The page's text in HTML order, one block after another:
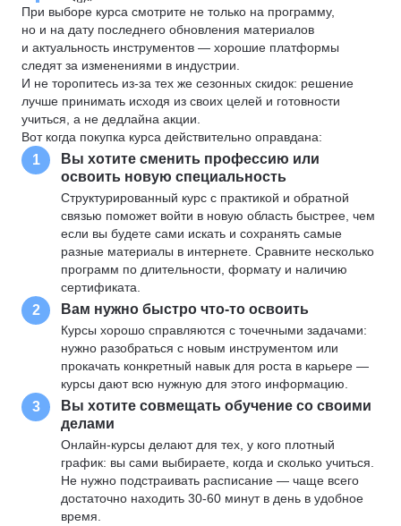
При выборе курса смотрите не только на программу,
но и на дату последнего обновления материалов
и актуальность инструментов — хорошие платформы
следят за изменениями в индустрии.
И не торопитесь из-за тех же сезонных скидок: решение
лучше принимать исходя из своих целей и готовности
учиться, а не дедлайна акции.
Вот когда покупка курса действительно оправдана:
1
Вы хотите сменить профессию или
освоить новую специальность
Структурированный курс с практикой и обратной
связью поможет войти в новую область быстрее, чем
если вы будете сами искать и сохранять самые
разные материалы в интернете. Сравните несколько
программ по длительности, формату и наличию
сертификата.
2 Вам нужно быстро что-то освоить
Курсы хорошо справляются с точечными задачами:
нужно разобраться с новым инструментом или
прокачать конкретный навык для роста в карьере —
курсы дают всю нужную для этого информацию.
3
Вы хотите совмещать обучение со своими
делами
Онлайн-курсы делают для тех, у кого плотный
график: вы сами выбираете, когда и сколько учиться.
Не нужно подстраивать расписание — чаще всего
достаточно находить 30-60 минут в день в удобное
время.